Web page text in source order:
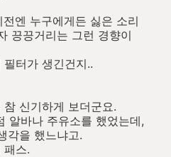
엔 누구에게든 싫은 소리
끙끙거리는 그런 경향이
터가 생긴건지..
신기하게 보더군요.
알바나 주유소를 했었는데,
각을 했느냐고.
패스.